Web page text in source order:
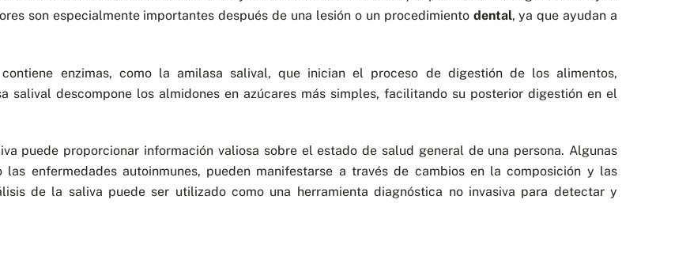
son especialmente importantes después de una lesión o un procedimientodental, ya que ayudan a
enzimas, como la amilasa salival, que inician el proceso de digestión de los alimentos,
salival descompone los almidones en azúcares más simples, facilitando su posterior digestión en el
puede proporcionar información valiosa sobre el estado de salud general de una persona. Algunas
enfermedades autoinmunes, pueden manifestarse a través de cambios en la composición y las
de la saliva puede ser utilizado como una herramienta diagnóstica no invasiva para detectar y